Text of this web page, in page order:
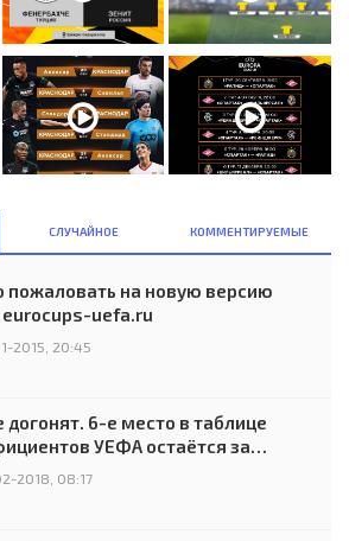
СЛУЧАЙНОЕ КОММЕНТИРУЕМЫЕ
пожаловать на новую версию
eurocups-uefa.ru
2015, 20:45
догонят. 6-е место в таблице
УЕФА остаётся за
2018, 08:17